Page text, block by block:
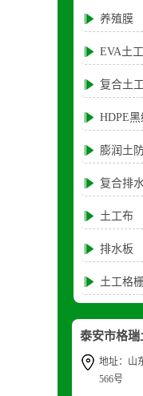
养殖膜
EVA土
复合土
HDPE
膨润土
复合排
土工布
排水板
土工格
泰安市格瑞
地址：山
566号